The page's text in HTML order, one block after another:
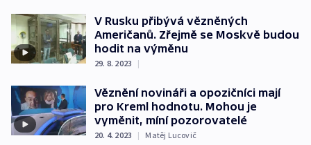
V Rusku přibývá vězněných
Američanů. Zřejmě se Moskvě budou
hodit na výměnu
29. 8. 2023 |
Věznění novináři a opozičníci mají
pro Kreml hodnotu. Mohou je
vyměnit, míní pozorovatelé
20. 4. 2023 | Matěj Lucovič